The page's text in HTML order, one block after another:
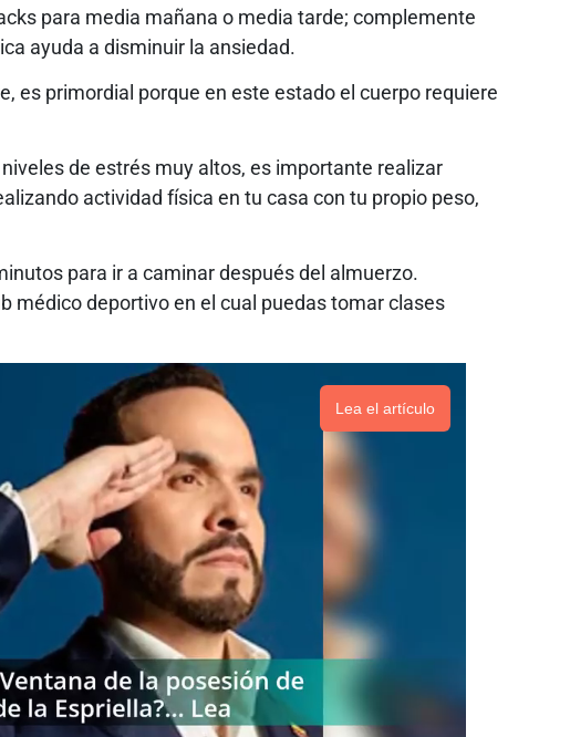
para media mañana o media tarde; complemente
ayuda a disminuir la ansiedad.
es primordial porque en este estado el cuerpo requiere
de estrés muy altos, es importante realizar
actividad física en tu casa con tu propio peso,
para ir a caminar después del almuerzo.
médico deportivo en el cual puedas tomar clases
Lea el artículo